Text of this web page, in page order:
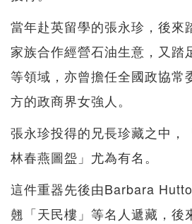
當年赴英留學的張永珍，後來
家族合作經營石油生意，又踏
等領域，亦曾擔任全國政協常
方的政商界女強人。
張永珍投得的兄長珍藏之中，
林春燕圖盌」尤為有名。
這件重器先後由Barbara
翹「天民樓」等名人遞藏，後